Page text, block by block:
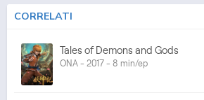
CORRELATI
Tales of Demons and Gods
ONA - 2017 - 8 min/ep